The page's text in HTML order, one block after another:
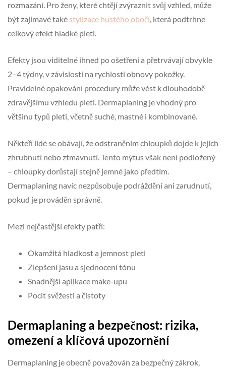
rozmazání. Pro ženy, které chtějí zvýraznit svůj vzhled, může
být zajímavé také stylizace hustého obočí, která podtrhne
celkový efekt hladké pleti.
Efekty jsou viditelné ihned po ošetření a přetrvávají obvykle
2–4 týdny, v závislosti na rychlosti obnovy pokožky.
Pravidelné opakování procedury může vést k dlouhodobě
zdravějšímu vzhledu pleti. Dermaplaning je vhodný pro
většinu typů pleti, včetně suché, mastné i kombinované.
Někteří lidé se obávají, že odstraněním chloupků dojde k jejich
zhrubnutí nebo ztmavnutí. Tento mýtus však není podložený
– chloupky dorůstají stejně jemné jako předtím.
Dermaplaning navíc nezpůsobuje podráždění ani zarudnutí,
pokud je prováděn správně.
Mezi nejčastější efekty patří:
Okamžitá hladkost a jemnost pleti
Zlepšení jasu a sjednocení tónu
Snadnější aplikace make-upu
Pocit svěžesti a čistoty
Dermaplaning a bezpečnost: rizika,
omezení a klíčová upozornění
Dermaplaning je obecně považován za bezpečný zákrok,